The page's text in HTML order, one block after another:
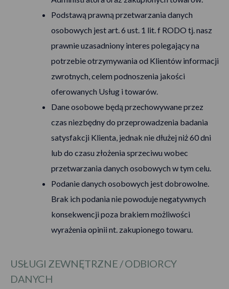
Podstawą prawną przetwarzania danych
osobowych jest art. 6 ust. 1 lit. f RODO tj. nasz
prawnie uzasadniony interes polegający na
potrzebie otrzymywania od Klientów informacji
zwrotnych, celem podnoszenia jakości
oferowanych Usług i towarów.
Dane osobowe będą przechowywane przez
czas niezbędny do przeprowadzenia badania
satysfakcji Klienta, jednak nie dłużej niż 60 dni
lub do czasu złożenia sprzeciwu wobec
przetwarzania danych osobowych w tym celu.
Podanie danych osobowych jest dobrowolne.
Brak ich podania nie powoduje negatywnych
konsekwencji poza brakiem możliwości
wyrażenia opinii nt. zakupionego towaru.
USŁUGI ZEWNĘTRZNE / ODBIORCY
DANYCH